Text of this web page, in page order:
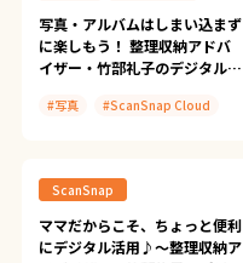
写真・アルバムはしまい込まず
に楽しもう！ 整理収納アドバ
イザー・竹部礼子のデジタル整
#写真
#ScanSnap Cloud
ScanSnap
ママだからこそ、ちょっと便利
にデジタル活用♪〜整理収納ア